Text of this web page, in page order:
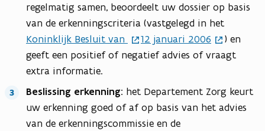
regelmatig samen, beoordeelt uw dossier op basis
van de erkenningscriteria (vastgelegd in het
Koninklijk Besluit van
12 januari 2006
) en
geeft een positief of negatief advies of vraagt
extra informatie.
Beslissing erkenning: het Departement Zorg keurt
uw erkenning goed of af op basis van het advies
van de erkenningscommissie en de